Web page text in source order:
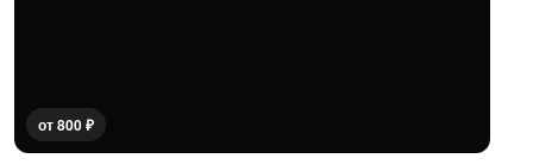
от 800 ₽